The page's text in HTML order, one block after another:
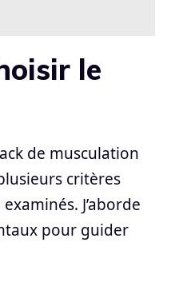
le
de musculation
critères
J’aborde
pour guider